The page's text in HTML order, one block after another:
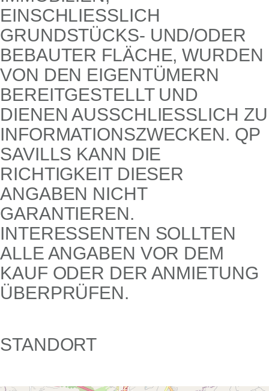
EINSCHLIESSLICH G
RUNDSTÜCKS- UND/ODER B
EBAUTER FLÄCHE, WURDEN V
ON DEN EIGENTÜMERN B
EREITGESTELLT UND D
IENEN AUSSCHLIESSLICH ZU IN
FORMATIONSZWECKEN. QP SA
VILLS KANN DIE RI
CHTIGKEIT DIESER AN
GABEN NICHT GA
RANTIEREN. IN
TERESSENTEN SOLLTEN AL
LE ANGABEN VOR DEM KA
UF ODER DER ANMIETUNG ÜB
ERPRÜFEN.
STANDORT